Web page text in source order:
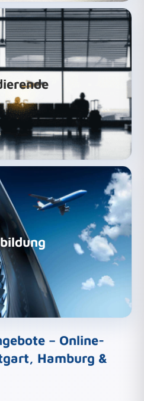
und offenen Stellen!
und offenen Stellen!
Azubis
– Online-
Hamburg &